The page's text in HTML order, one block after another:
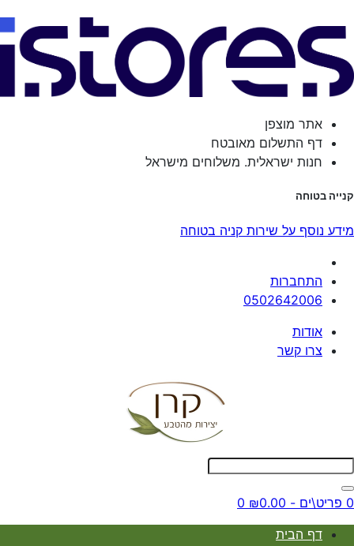
אתר מוצפן
דף התשלום מאובטח
חנות ישראלית. משלוחים מישראל
קנייה בטוחה
מידע נוסף על שירות קניה בטוחה
התחברות
0502642006
אודות
צרו קשר
0 פריט\ים - ₪0.00 0
דף הבית